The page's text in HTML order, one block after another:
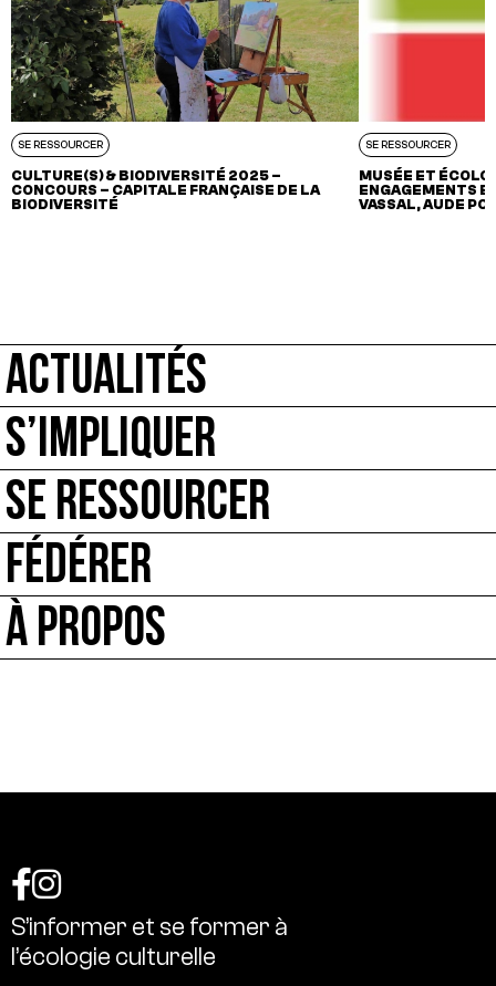
SE RESSOURCER
CULTURE(S) & BIODIVERSITÉ 2025 –
CONCOURS – CAPITALE FRANÇAISE DE LA
BIODIVERSITÉ
SE RESSOURCER
MUSÉE ET
ENGAGEMENTS
VASSAL, AUDE
ACTUALITÉS
S’IMPLIQUER
SE RESSOURCER
FÉDÉRER
À PROPOS
S’informer et se former à
l’écologie culturelle